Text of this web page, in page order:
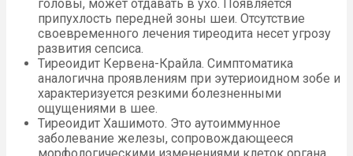
головы, может отдавать в ухо. Появляется
припухлость передней зоны шеи. Отсутствие
своевременного лечения тиреодита несет угрозу
развития сепсиса.
Тиреоидит Кервена-Крайла. Симптоматика
аналогична проявлениям при эутериоидном зобе и
характеризуется резкими болезненными
ощущениями в шее.
Тиреоидит Хашимото. Это аутоиммунное
заболевание железы, сопровождающееся